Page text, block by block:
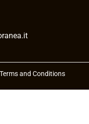
Terms and Conditions